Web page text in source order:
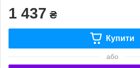
1 437 ₴
Купити
або